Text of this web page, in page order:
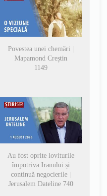
Povestea unei chemări |
Mapamond Creștin
1149
Au fost oprite loviturile
împotriva Iranului și
continuă negocierile |
Jerusalem Dateline 740